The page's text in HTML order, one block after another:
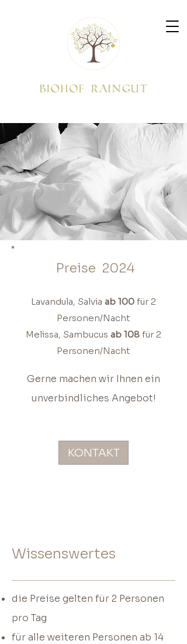
Preise 2024
Lavandula, Salvia ab 100 für 2
Personen/Nacht
Melissa, Sambucus ab 108 für 2
Personen/Nacht
Gerne machen wir Ihnen ein
unverbindliches Angebot!
KONTAKT
Wissenswertes
die Preise gelten für 2 Personen
pro Tag
für alle weiteren Personen ab 14